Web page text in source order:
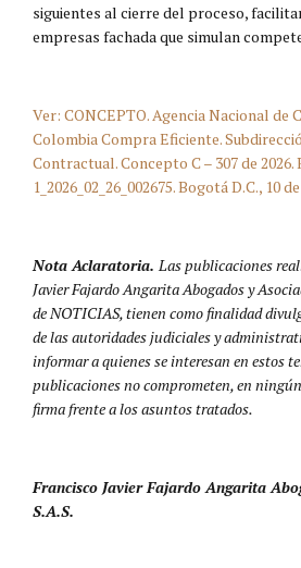
siguientes al cierre del proceso,
empresas fachada que simulan
Ver: CONCEPTO. Agencia Nacional de
Colombia Compra Eficiente.
Contractual. Concepto C – 307 de 2026.
1_2026_02_26_002675. Bogotá D.C., 10
Nota Aclaratoria. Las publicaciones
Javier Fajardo Angarita Abogados y
de NOTICIAS, tienen como finalidad
de las autoridades judiciales y
informar a quienes se interesan en estos
publicaciones no comprometen, en
firma frente a los asuntos tratados.
Francisco Javier Fajardo Angarita
S.A.S.